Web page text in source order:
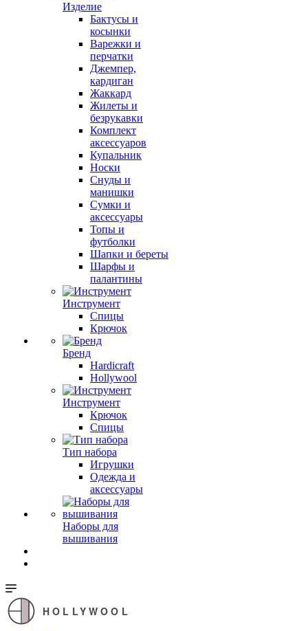
Изделие
Бактусы и
косынки
Варежки и
перчатки
Джемпер,
кардиган
Жаккард
Жилеты и
безрукавки
Комплект
аксессуаров
Купальник
Носки
Снуды и
манишки
Сумки и
аксессуары
Топы и
футболки
Шапки и береты
Шарфы и
палантины
Инструмент
Спицы
Крючок
Бренд
Hardicraft
Hollywool
Инструмент
Крючок
Спицы
Тип набора
Игрушки
Одежда и
аксессуары
Наборы для
вышивания
HOLLYWOOL